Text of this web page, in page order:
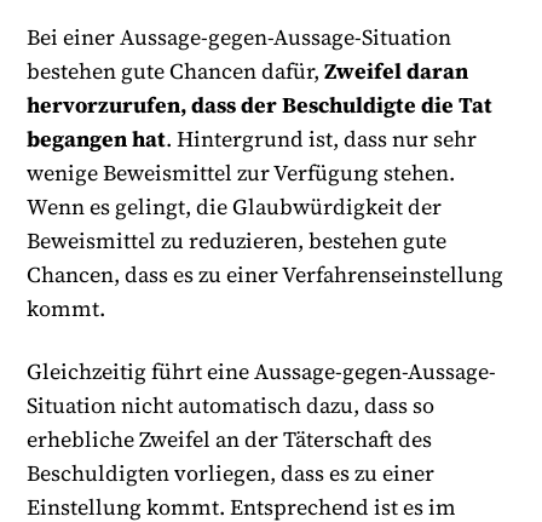
Bei einer Aussage-gegen-Aussage-Situation
bestehen gute Chancen dafür,Zweifel daran
hervorzurufen, dass der Beschuldigte die Tat
begangen hat. Hintergrund ist, dass nur sehr
wenige Beweismittel zur Verfügung stehen.
Wenn es gelingt, die Glaubwürdigkeit der
Beweismittel zu reduzieren, bestehen gute
Chancen, dass es zu einer Verfahrenseinstellung
kommt.
Gleichzeitig führt eine Aussage-gegen-Aussage-
Situation nicht automatisch dazu, dass so
erhebliche Zweifel an der Täterschaft des
Beschuldigten vorliegen, dass es zu einer
Einstellung kommt. Entsprechend ist es im